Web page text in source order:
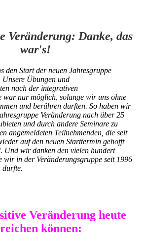
Veränderung: Danke, das
war's!
den Start der neuen Jahresgruppe
Unsere Übungen und
nach der integrativen
war nur möglich, solange wir uns ohne
und berühren durften. So haben wir
Veränderung nach über 25
und durch andere Seminare zu
angemeldeten Teilnehmenden, die seit
auf den neuen Starttermin gehofft
Und wir danken den vielen hundert
wir in der Veränderungsgruppe seit 1996
durfte.
Veränderung heute
können: